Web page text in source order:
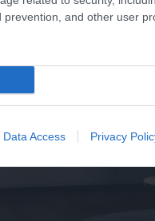
and other user
Data Access Privacy
na Xboxie? Te